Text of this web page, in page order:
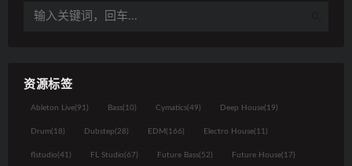
资源标签
Ableton Live(91) Bass(10) Cymatics(49) Deep House(19)
Drum(18) Dubstep(28) EDM(166) Electro House(11)
flstudio(41) FL Studio(67) Future Bass(52) Future House(17)